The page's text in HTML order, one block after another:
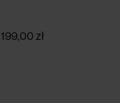
199,00 zł